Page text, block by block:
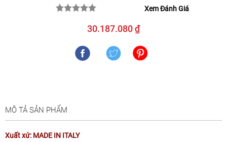
Xem Đánh Giá
30.187.080 ₫
MÔ TẢ SẢN PHẨM
Xuất xứ: MADE IN ITALY